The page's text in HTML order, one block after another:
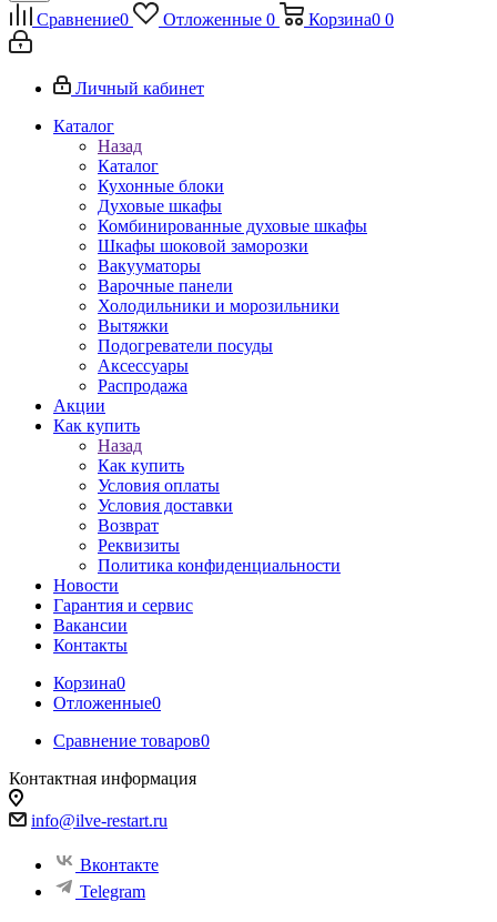
Сравнение0 Отложенные 0 Корзина0 0
Личный кабинет
Каталог
Назад
Каталог
Кухонные блоки
Духовые шкафы
Комбинированные духовые шкафы
Шкафы шоковой заморозки
Вакууматоры
Варочные панели
Холодильники и морозильники
Вытяжки
Подогреватели посуды
Аксессуары
Распродажа
Акции
Как купить
Назад
Как купить
Условия оплаты
Условия доставки
Возврат
Реквизиты
Политика конфиденциальности
Новости
Гарантия и сервис
Вакансии
Контакты
Корзина0
Отложенные0
Сравнение товаров0
Контактная информация
info@ilve-restart.ru
Вконтакте
Telegram